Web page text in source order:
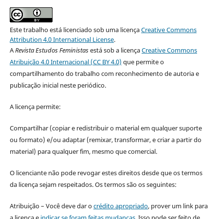
Este trabalho está licenciado sob uma licençaCreative Commons
Attribution 4.0 International License.
ARevista Estudos Feministasestá sob a licençaCreative Commons
Atribuição 4.0 Internacional (CC BY 4.0) que permite o
compartilhamento do trabalho com reconhecimento de autoria e
publicação inicial neste periódico.
A licença permite:
Compartilhar (copiar e redistribuir o material em qualquer suporte
ou formato) e/ou adaptar (remixar, transformar, e criar a partir do
material) para qualquer fim, mesmo que comercial.
O licenciante não pode revogar estes direitos desde que os termos
da licença sejam respeitados. Os termos são os seguintes:
Atribuição – Você deve dar ocrédito apropriado, prover um link para